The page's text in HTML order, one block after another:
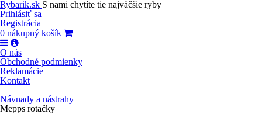
Rybarik.sk S nami chytíte tie najväčšie ryby
Prihlásiť sa
Registrácia
0 nákupný košík
O nás
Obchodné podmienky
Reklamácie
Kontakt
Návnady a nástrahy
Mepps rotačky